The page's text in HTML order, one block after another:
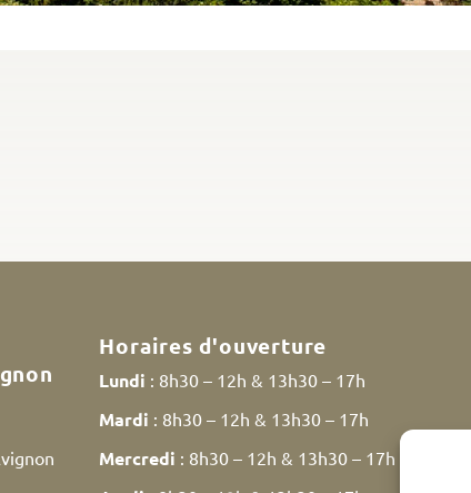
Horaires d'ouverture
Lundi : 8h30 – 12h & 13h30 – 17h
Mardi : 8h30 – 12h & 13h30 – 17h
Mercredi : 8h30 – 12h & 13h30 – 17h